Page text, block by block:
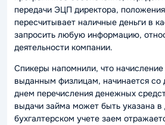
передачи ЭЦП директора,
пересчитывает наличные деньги в
запросить любую информацию,
деятельности компании.
Спикеры напомнили, что
выданным физлицам, начинается со
днем перечисления денежных
выдачи займа может быть указана в
бухгалтерском учете заем